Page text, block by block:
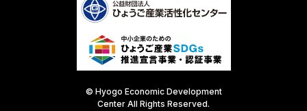
© Hyogo Economic Development
Center All Rights Reserved.